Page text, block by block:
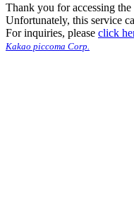
Thank you for accessing the
Unfortunately, this service
For inquiries, please click
Kakao piccoma Corp.